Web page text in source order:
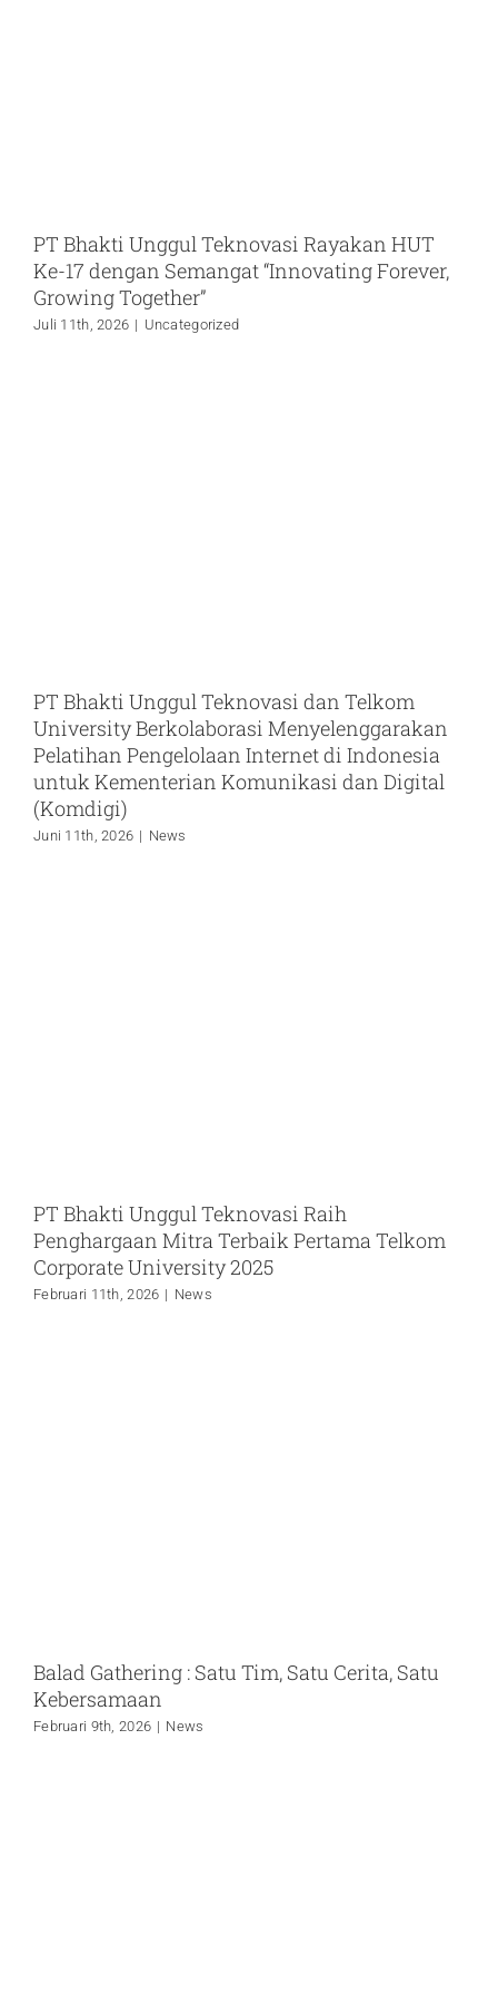
PT Bhakti Unggul Teknovasi Rayakan HUT
Ke-17 dengan Semangat “Innovating Forever,
Growing Together”
Juli 11th, 2026 | Uncategorized
PT Bhakti Unggul Teknovasi dan Telkom
University Berkolaborasi Menyelenggarakan
Pelatihan Pengelolaan Internet di Indonesia
untuk Kementerian Komunikasi dan Digital
(Komdigi)
Juni 11th, 2026 | News
PT Bhakti Unggul Teknovasi Raih
Penghargaan Mitra Terbaik Pertama Telkom
Corporate University 2025
Februari 11th, 2026 | News
Balad Gathering : Satu Tim, Satu Cerita, Satu
Kebersamaan
Februari 9th, 2026 | News